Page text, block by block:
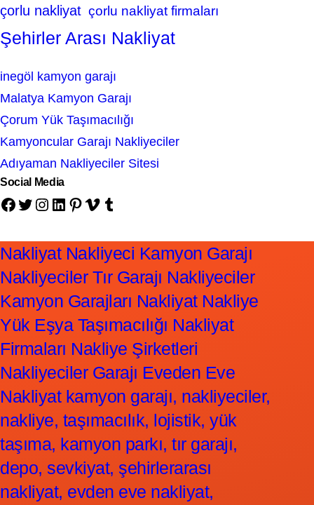
çorlu nakliyat çorlu nakliyat firmaları
Şehirler Arası Nakliyat
inegöl kamyon garajı
Malatya Kamyon Garajı
Çorum Yük Taşımacılığı
Kamyoncular Garajı Nakliyeciler
Adıyaman Nakliyeciler Sitesi
Social Media
Facebook Twitter Instagram LinkedIn Pinterest Vimeo Tumblr
Nakliyat Nakliyeci Kamyon Garajı
Nakliyeciler Tır Garajı Nakliyeciler
Kamyon Garajları Nakliyat Nakliye
Yük Eşya Taşımacılığı Nakliyat
Firmaları Nakliye Şirketleri
Nakliyeciler Garajı Eveden Eve
Nakliyat kamyon garajı, nakliyeciler,
nakliye, taşımacılık, lojistik, yük
taşıma, kamyon parkı, tır garajı,
depo, sevkiyat, şehirlerarası
nakliyat, evden eve nakliyat,